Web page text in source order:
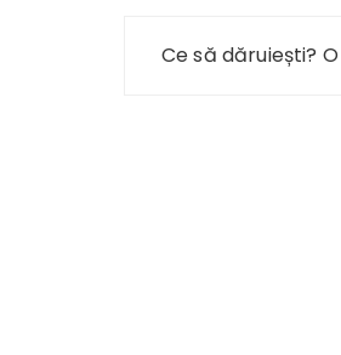
Navigare
Ce să dăruiești?